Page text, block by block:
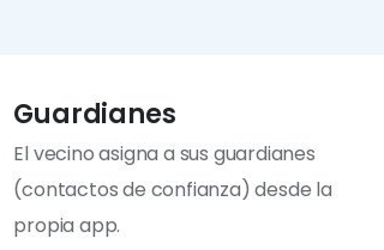
Guardianes
El vecino asigna a sus guardianes
(contactos de confianza) desde la
propia app.